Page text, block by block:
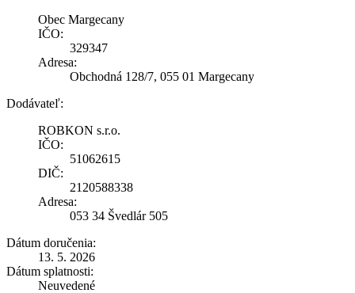
Obec Margecany
IČO:
329347
Adresa:
Obchodná 128/7, 055 01 Margecany
Dodávateľ:
ROBKON s.r.o.
IČO:
51062615
DIČ:
2120588338
Adresa:
053 34 Švedlár 505
Dátum doručenia:
13. 5. 2026
Dátum splatnosti:
Neuvedené